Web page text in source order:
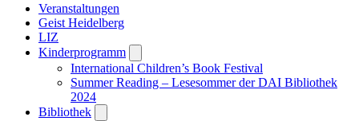
Veranstaltungen
Geist Heidelberg
LIZ
Kinderprogramm
submenu
International Children’s Book Festival
Summer Reading – Lesesommer der DAI Bibliothek
2024
Bibliothek